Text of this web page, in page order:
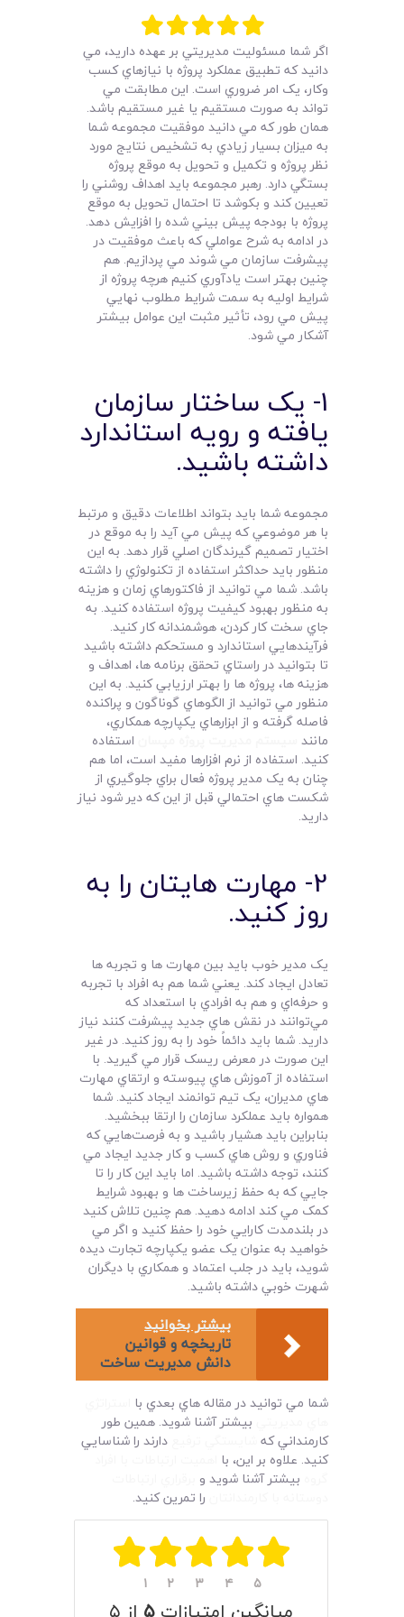
اگر شما مسئوليت مديريتي بر عهده داريد، مي
دانيد که تطبيق عملکرد پروژه با نيازهاي کسب
وکار، يک امر ضروري است. اين مطابقت مي
تواند به صورت مستقيم يا غير مستقيم باشد.
همان طور که مي دانيد موفقيت مجموعه شما
به ميزان بسيار زيادي به تشخيص نتايج مورد
نظر پروژه و تکميل و تحويل به موقع پروژه
بستگي دارد. رهبر مجموعه بايد اهداف روشني را
تعيين کند و بکوشد تا احتمال تحويل به موقع
پروژه با بودجه پيش بيني شده را افزايش دهد.
در ادامه به شرح عواملي که باعث موفقيت در
پيشرفت سازمان مي شوند مي پردازيم. هم
چنين بهتر است يادآوري کنيم هرچه پروژه از
شرايط اوليه به سمت شرايط مطلوب نهايي
پيش مي رود، تأثير مثبت اين عوامل بيشتر
آشکار مي شود.
1- يک ساختار سازمان
يافته و رويه استاندارد
داشته باشيد.
مجموعه شما بايد بتواند اطلاعات دقيق و مرتبط
با هر موضوعي که پيش مي آيد را به موقع در
اختيار تصميم گيرندگان اصلي قرار دهد. به اين
منظور بايد حداکثر استفاده از تکنولوژي را داشته
باشد. شما مي توانيد از فاکتورهاي زمان و هزينه
به منظور بهبود کيفيت پروژه استفاده کنيد. به
جاي سخت کار کردن، هوشمندانه کار کنيد.
فرآيندهايي استاندارد و مستحکم داشته باشيد
تا بتوانيد در راستاي تحقق برنامه ها، اهداف و
هزينه ها، پروژه ها را بهتر ارزيابي کنيد. به اين
منظور مي توانيد از الگوهاي گوناگون و پراکنده
فاصله گرفته و از ابزارهاي يکپارچه همکاري،
مانند
استفاده
کنيد. استفاده از نرم افزارها مفيد است، اما هم
چنان به يک مدير پروژه فعال براي جلوگيري از
شکست هاي احتمالي قبل از اين که دير شود نياز
داريد.
2- مهارت هايتان را به
روز کنيد.
يک مدير خوب بايد بين مهارت ها و تجربه ها
تعادل ايجاد کند. يعني شما هم به افراد با تجربه
و حرفه‌اي و هم به افرادي با استعداد که
مي‌توانند در نقش هاي جديد پيشرفت کنند نياز
داريد. شما بايد دائماً خود را به روز کنيد. در غير
اين صورت در معرض ريسک قرار مي گيريد. با
استفاده از آموزش هاي پيوسته و ارتقاي مهارت
هاي مديران، يک تيم توانمند ايجاد کنيد. شما
همواره بايد عملکرد سازمان را ارتقا ببخشيد.
بنابراين بايد هشيار باشيد و به فرصت‌هايي که
فناوري و روش هاي کسب و کار جديد ايجاد مي
کنند، توجه داشته باشيد. اما بايد اين کار را تا
جايي که به حفظ زيرساخت ها و بهبود شرايط
کمک مي کند ادامه دهيد. هم چنين تلاش کنيد
در بلندمدت کارايي خود را حفظ کنيد و اگر مي
خواهيد به عنوان يک عضو يکپارچه تجارت ديده
شويد، بايد در جلب اعتماد و همکاري با ديگران
شهرت خوبي داشته باشيد‌.
بیشتر بخوانید
تاريخچه و قوانين
دانش مديريت ساخت
شما مي توانيد در مقاله هاي بعدي با
بيشتر آشنا شويد. همين طور
کارمنداني که
دارند را شناسايي
کنيد. علاوه بر اين، با
بيشتر آشنا شويد و
را تمرين کنيد.
۱ ۲ ۳ ۴ ۵